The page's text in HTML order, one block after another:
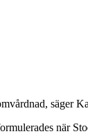
säger
när